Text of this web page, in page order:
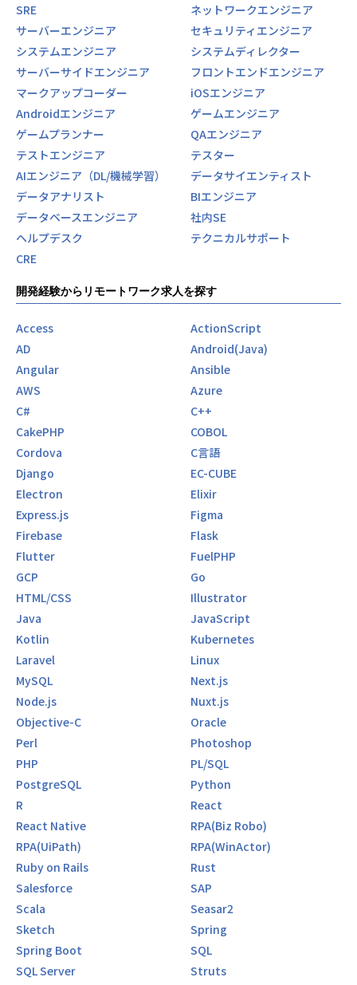
■パブリテック事業
ICT技術を活用し、自治体業務の生産性を向上を促し、付加
価値の高い住民サービスを目指す自治体支援事業です。
地域外へのお金の流出を抑え、地域内で循環する仕組みづく
りに取り組んでいます。
参考情報
■OPEN TRUST BANK≪企業情報・採用情報ハンドブック≫
https://trustbank.notion.site/TRUSTBANK-Recruit-8ee0
48bbfee34633b99fb2ed62d3578d?pvs=4
■採用ピッチ資料
https://speakerdeck.com/trustbank/zhu-shi-hui-she-tor
■テックブログ
https://tech.trustbank.co.jp/
【業務の変更の範囲】
無
SRE
ネットワークエンジニア
サーバーエンジニア
セキュリティエンジニア
システムエンジニア
システムディレクター
サーバーサイドエンジニア
フロントエンドエンジニア
マークアップコーダー
iOSエンジニア
Androidエンジニア
ゲームエンジニア
ゲームプランナー
QAエンジニア
テストエンジニア
テスター
AIエンジニア（DL/機械学習）
データサイエンティスト
データアナリスト
BIエンジニア
データベースエンジニア
社内SE
ヘルプデスク
テクニカルサポート
CRE
開発経験からリモートワーク求人を探す
Access
ActionScript
AD
Android(Java)
Angular
Ansible
AWS
Azure
C#
C++
CakePHP
COBOL
Cordova
C言語
Django
EC-CUBE
Electron
Elixir
Express.js
Figma
Firebase
Flask
Flutter
FuelPHP
GCP
Go
HTML/CSS
Illustrator
Java
JavaScript
Kotlin
Kubernetes
Laravel
Linux
MySQL
Next.js
Node.js
Nuxt.js
Objective-C
Oracle
Perl
Photoshop
PHP
PL/SQL
PostgreSQL
Python
R
React
React Native
RPA(Biz Robo)
RPA(UiPath)
RPA(WinActor)
Ruby on Rails
Rust
Salesforce
SAP
Scala
Seasar2
Sketch
Spring
Spring Boot
SQL
SQL Server
Struts